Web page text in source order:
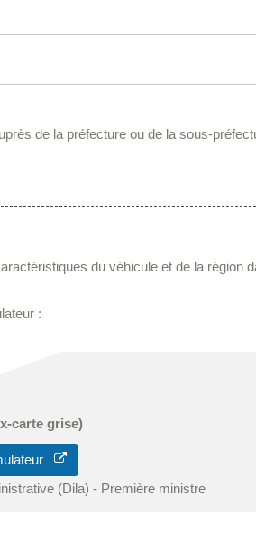
de la préfecture ou de la sous-
du véhicule et de la région
:
carte grise)
(Dila) - Première ministre